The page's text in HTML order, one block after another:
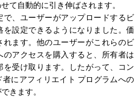
て自動的に引き伸ばされます。
で、ユーザーがアップロードするビ
を設定できるようになりました。価
れます。他のユーザーがこれらのビ
のアクセスを購入すると、所有者は
を受け取ります。したがって、コン
にアフィリエイト プログラムへの
きます。